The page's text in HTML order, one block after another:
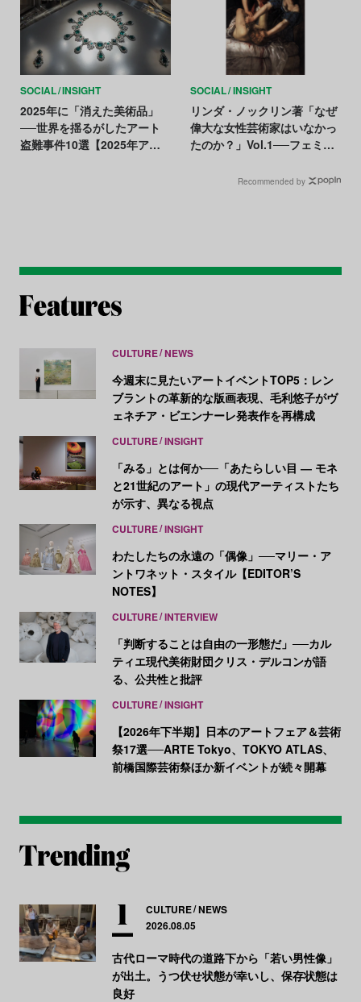
SOCIAL INSIGHT
2025年に「消えた美術品」
──世界を揺るがしたアート
盗難事件10選【2025年アー
SOCIAL INSIGHT
リンダ・ノックリン著「なぜ
偉大な女性芸術家はいなかっ
たのか？」Vol.1──フェミニ
い【アートで祝う国際女性デ
Recommended by
CULTURE NEWS
今週末に見たいアートイベントTOP5：レン
ブラントの革新的な版画表現、毛利悠子がヴ
ェネチア・ビエンナーレ発表作を再構成
CULTURE INSIGHT
「みる」とは何か──「あたらしい目 ― モネ
と21世紀のアート」の現代アーティストたち
が示す、異なる視点
CULTURE INSIGHT
わたしたちの永遠の「偶像」──マリー・ア
ントワネット・スタイル【EDITOR’S
NOTES】
CULTURE INTERVIEW
「判断することは自由の一形態だ」──カル
ティエ現代美術財団クリス・デルコンが語
る、公共性と批評
CULTURE INSIGHT
【2026年下半期】日本のアートフェア＆芸術
祭17選──ARTE Tokyo、TOKYO ATLAS、
前橋国際芸術祭ほか新イベントが続々開幕
CULTURE NEWS
2026.08.05
古代ローマ時代の道路下から「若い男性像」
が出土。うつ伏せ状態が幸いし、保存状態は
良好